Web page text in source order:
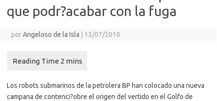
que podr?acabar con la fuga
porAngeloso de la Isla 13/07/2010
Los robots submarinos de la petrolera BP han colocado una nueva
campana de contenci?obre el origen del vertido en el Golfo de